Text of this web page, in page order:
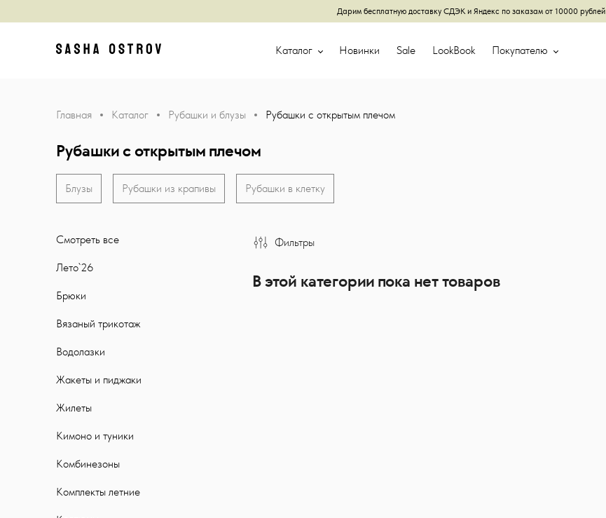
Дарим бесплатную доставку СДЭК и Яндекс по заказам от 10000 рублей
Главная Каталог Новинки Sale LookBook Покупателю
Главная Каталог Рубашки и блузы Рубашки с открытым плечом
Рубашки с открытым плечом
Блузы Рубашки из крапивы Рубашки в клетку
Смотреть все
Лето`26
Брюки
Вязаный трикотаж
Водолазки
Жакеты и пиджаки
Жилеты
Кимоно и туники
Комбинезоны
Комплекты летние
Фильтры
В этой категории пока нет товаров